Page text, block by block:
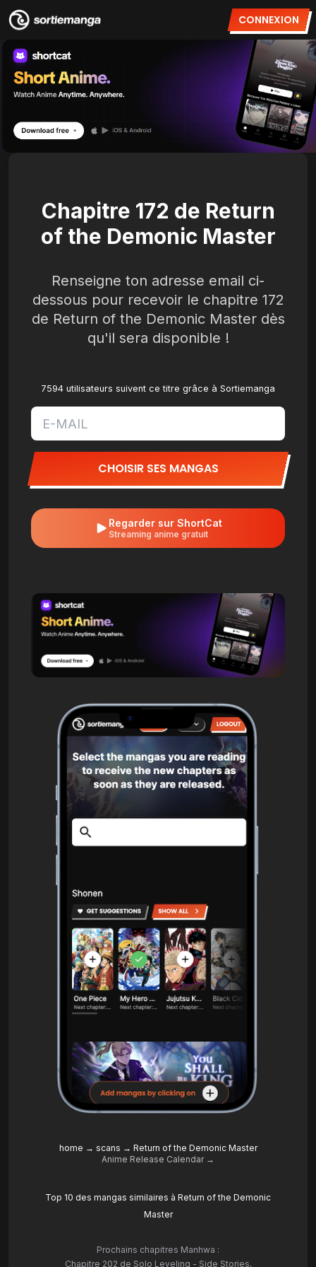
CONNEXION
Chapitre 172 de Return
of the Demonic Master
Renseigne ton adresse email ci-
dessous pour recevoir le chapitre 172
de Return of the Demonic Master dès
qu'il sera disponible !
7594 utilisateurs suivent ce titre grâce à Sortiemanga
CHOISIR SES MANGAS
Regarder sur ShortCat
Streaming anime gratuit
home → scans → Return of the Demonic Master
Anime Release Calendar →
Top 10 des mangas similaires à Return of the Demonic
Master
Prochains chapitres Manhwa :
Chapitre 202 de Solo Leveling - Side Stories,